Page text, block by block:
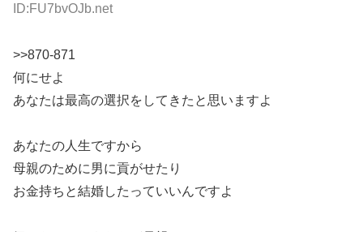
ID:FU7bvOJb.net
>>870-871
何にせよ
あなたは最高の選択をしてきたと思いますよ
あなたの人生ですから
母親のために男に貢がせたり
お金持ちと結婚したっていいんですよ